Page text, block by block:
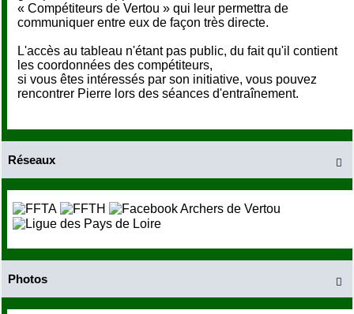
« Compétiteurs de Vertou » qui leur permettra de
communiquer entre eux de façon très directe.
L'accès au tableau n'étant pas public, du fait qu'il contient
les coordonnées des compétiteurs,
si vous êtes intéressés par son initiative, vous pouvez
rencontrer Pierre lors des séances d'entraînement.

Réseaux

Photos